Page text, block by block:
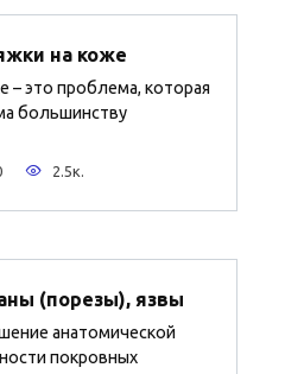
на коже
– это проблема, которая
большинству
2.5к.
(порезы), язвы
анатомической
покровных